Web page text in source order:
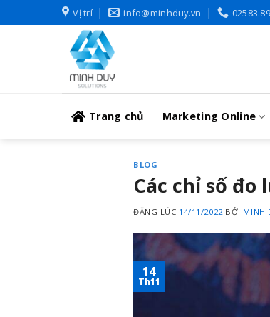
to
Vị trí info@minhduy.vn
Trang chủ Marketing Online
BLOG
Các chỉ số
ĐĂNG LÚC 14/11/2022 BỞI MINH
14
Th11